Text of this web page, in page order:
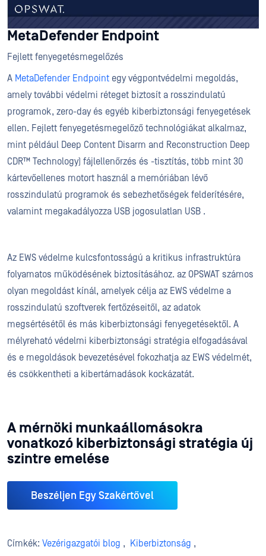
MetaDefender Endpoint
Fejlett fenyegetésmegelőzés
A MetaDefender Endpoint egy végpontvédelmi megoldás,
amely további védelmi réteget biztosít a rosszindulatú
programok, zero-day és egyéb kiberbiztonsági fenyegetések
ellen. Fejlett fenyegetésmegelőző technológiákat alkalmaz,
mint például Deep Content Disarm and Reconstruction Deep
CDR™ Technology) fájlellenőrzés és -tisztítás, több mint 30
kártevőellenes motort használ a memóriában lévő
rosszindulatú programok és sebezhetőségek felderítésére,
valamint megakadályozza USB jogosulatlan USB .
Az EWS védelme kulcsfontosságú a kritikus infrastruktúra
folyamatos működésének biztosításához. az OPSWAT számos
olyan megoldást kínál, amelyek célja az EWS védelme a
rosszindulatú szoftverek fertőzéseitől, az adatok
megsértésétől és más kiberbiztonsági fenyegetésektől. A
mélyreható védelmi kiberbiztonsági stratégia elfogadásával
és e megoldások bevezetésével fokozhatja az EWS védelmét,
és csökkentheti a kibertámadások kockázatát.
A mérnöki munkaállomásokra
vonatkozó kiberbiztonsági stratégia új
szintre emelése
Beszéljen Egy Szakértővel
Címkék: Vezérigazgatói blog , Kiberbiztonság ,